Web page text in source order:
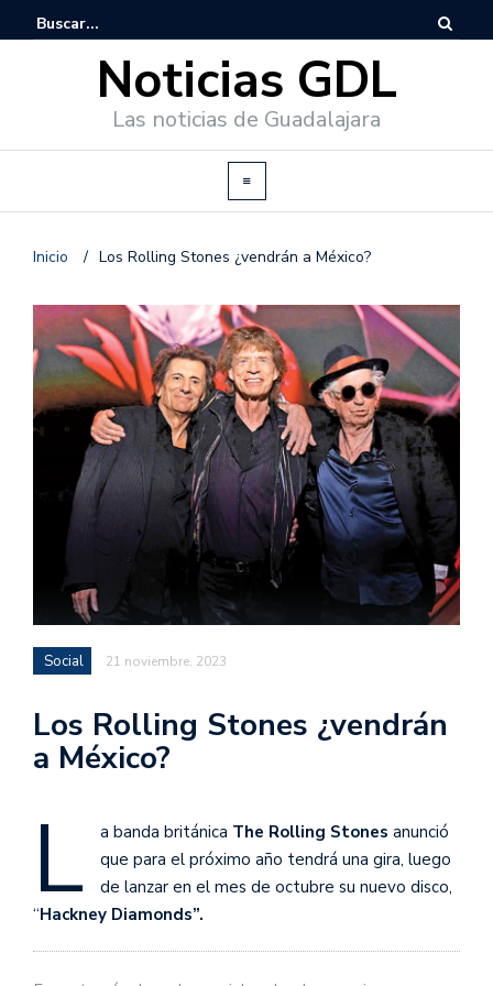
Noticias GDL
Las noticias de Guadalajara
Inicio / Los Rolling Stones ¿vendrán a México?
Social 21 noviembre, 2023
Los Rolling Stones ¿vendrán
a México?
L a banda británica The Rolling Stones anunció
que para el próximo año tendrá una gira, luego
de lanzar en el mes de octubre su nuevo disco,
“Hackney Diamonds”.